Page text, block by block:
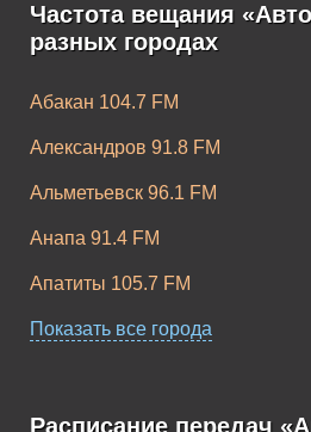
Частота вещания
разных городах
Абакан 104.7 FM
Александров 91.8 FM
Альметьевск 96.1 FM
Анапа 91.4 FM
Апатиты 105.7 FM
Апшеронск 102.9 FM
Армавир 102.3 FM
Показать все города
Расписание передач